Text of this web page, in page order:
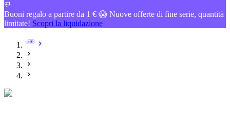
Buoni regalo a partire da 1 € 😱 Nuove offerte di fine serie, quantità
limitate! Scopri la liquidazione